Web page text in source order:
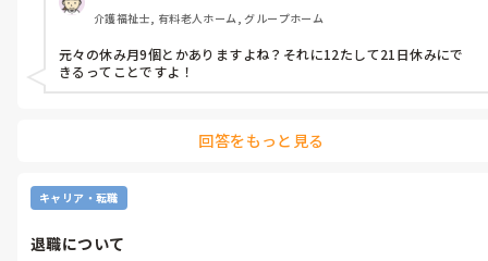
介護福祉士, 有料老人ホーム, グループホーム
元々の休み月9個とかありますよね？それに12たして21日休みにで
きるってことですよ！
回答をもっと見る
キャリア・転職
退職について